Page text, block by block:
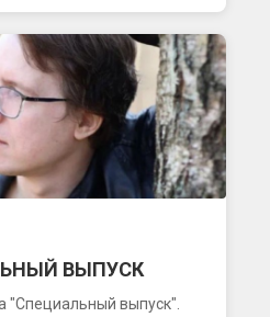
ВЫПУСК
"Специальный выпуск".